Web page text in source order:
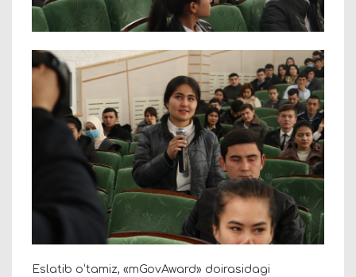
Eslatib oʻtamiz, «mGovAward» doirasidagi